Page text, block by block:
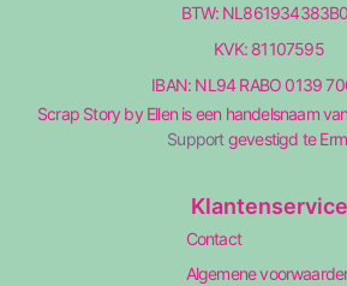
BTW:
KVK: 81107595
IBAN: NL94 RABO 0139
Scrap Story by Ellen is een handelsnaam van
Supportgevestigd te
Klantenservice
Contact
Algemene